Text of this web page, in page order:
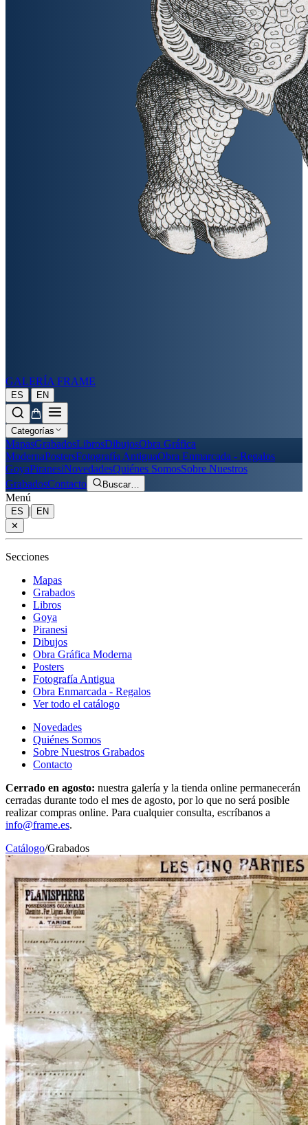
GALERÍA FRAME
ES | EN
Categorías
MapasGrabadosLibrosDibujosObra Gráfica
ModernaPostersFotografía AntiguaObra Enmarcada - Regalos
GoyaPiranesiNovedadesQuiénes SomosSobre Nuestros
GrabadosContacto Buscar…
Menú
ES |
EN
✕
Secciones
Mapas
Grabados
Libros
Goya
Piranesi
Dibujos
Obra Gráfica Moderna
Posters
Fotografía Antigua
Obra Enmarcada - Regalos
Ver todo el catálogo
Novedades
Quiénes Somos
Sobre Nuestros Grabados
Contacto
Cerrado en agosto: nuestra galería y la tienda online permanecerán
cerradas durante todo el mes de agosto, por lo que no será posible
realizar compras online. Para cualquier consulta, escríbanos a
info@frame.es.
Catálogo/Grabados